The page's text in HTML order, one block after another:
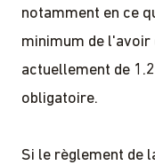
notamment en ce
minimum de l'avoir
actuellement de
obligatoire.
Si le règlement de